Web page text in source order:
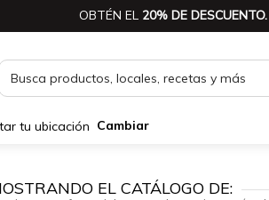
OBTÉN EL 20% DE DESCUENTO.
tu ubicación Cambiar
EL CATÁLOGO DE: